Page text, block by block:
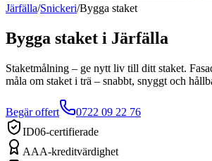
Järfälla/Snickeri/Bygga staket
Bygga staket i Järfälla
Staketmålning – ge nytt liv till ditt staket.
måla om staket i trä – snabbt, snyggt och
Begär offert
0722 09 22 76
ID06-certifierade
AAA-kreditvärdighet